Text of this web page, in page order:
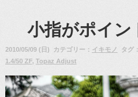
小指がポイン
2010/05/09 (日) カテゴリー： イキモノ タグ：
1.4/50 ZF, Topaz Adjust